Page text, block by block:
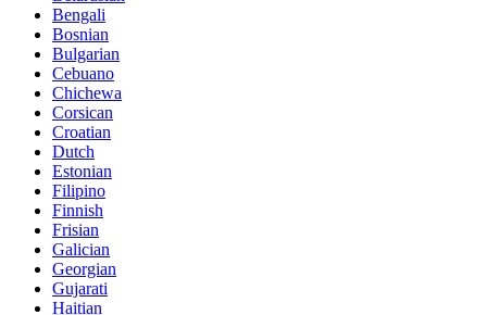
Bengali
Bosnian
Bulgarian
Cebuano
Chichewa
Corsican
Croatian
Dutch
Estonian
Filipino
Finnish
Frisian
Galician
Georgian
Gujarati
Haitian